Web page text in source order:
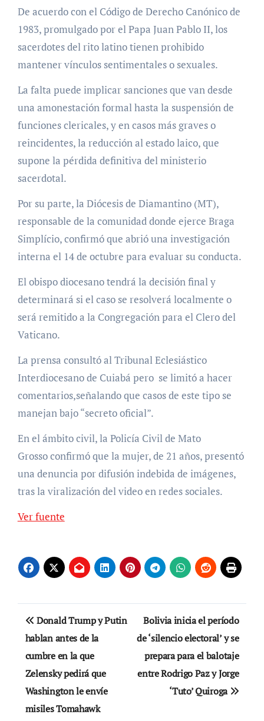
De acuerdo con el Código de Derecho Canónico de
1983, promulgado por el Papa Juan Pablo II, los
sacerdotes del rito latino tienen prohibido
mantener vínculos sentimentales o sexuales.
La falta puede implicar sanciones que van desde
una amonestación formal hasta la suspensión de
funciones clericales, y en casos más graves o
reincidentes, la reducción al estado laico, que
supone la pérdida definitiva del ministerio
sacerdotal.
Por su parte, la Diócesis de Diamantino (MT),
responsable de la comunidad donde ejerce Braga
Simplício, confirmó que abrió una investigación
interna el 14 de octubre para evaluar su conducta.
El obispo diocesano tendrá la decisión final y
determinará si el caso se resolverá localmente o
será remitido a la Congregación para el Clero del
Vaticano.
La prensa consultó al Tribunal Eclesiástico
Interdiocesano de Cuiabá pero se limitó a hacer
comentarios,señalando que casos de este tipo se
manejan bajo “secreto oficial”.
En el ámbito civil, la Policía Civil de Mato
Grosso confirmó que la mujer, de 21 años, presentó
una denuncia por difusión indebida de imágenes,
tras la viralización del video en redes sociales.
Ver fuente
Navegación
de
entradas
Donald Trump y Putin
hablan antes de la
cumbre en la que
Zelensky pedirá que
Washington le envíe
misiles Tomahawk
Bolivia inicia el período
de ‘silencio electoral’ y se
prepara para el balotaje
entre Rodrigo Paz y Jorge
‘Tuto’ Quiroga